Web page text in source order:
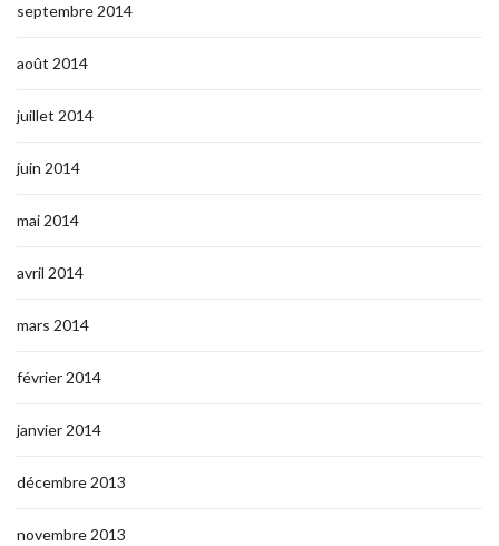
septembre 2014
août 2014
juillet 2014
juin 2014
mai 2014
avril 2014
mars 2014
février 2014
janvier 2014
décembre 2013
novembre 2013